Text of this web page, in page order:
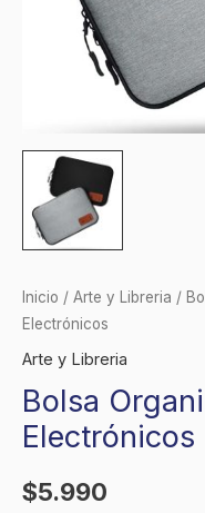
Inicio / Arte y Libreria /
Electrónicos
Arte y Libreria
Bolsa
Electrónicos
$5.990